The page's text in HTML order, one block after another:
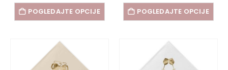
POGLEDAJTE OPCIJE POGLEDAJTE OPCIJE